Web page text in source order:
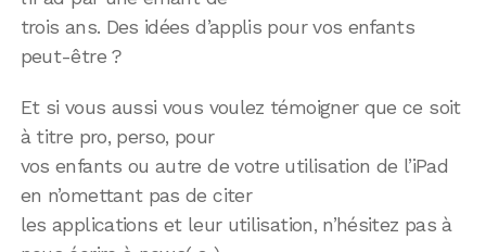
trois ans. Des idées d’applis pour vos enfants
peut-être ?
Et si vous aussi vous voulez témoigner que ce soit
à titre pro, perso, pour
vos enfants ou autre de votre utilisation de l’iPad
en n’omettant pas de citer
les applications et leur utilisation, n’hésitez pas à